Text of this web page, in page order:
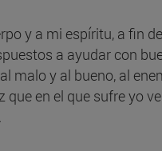
y a mi espíritu, a fin
a ayudar con
malo y al bueno, al
que en el que sufre yo